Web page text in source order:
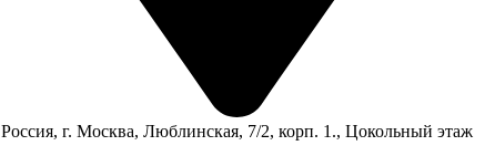
Россия, г. Москва, Люблинская, 7/2, корп. 1., Цокольный этаж